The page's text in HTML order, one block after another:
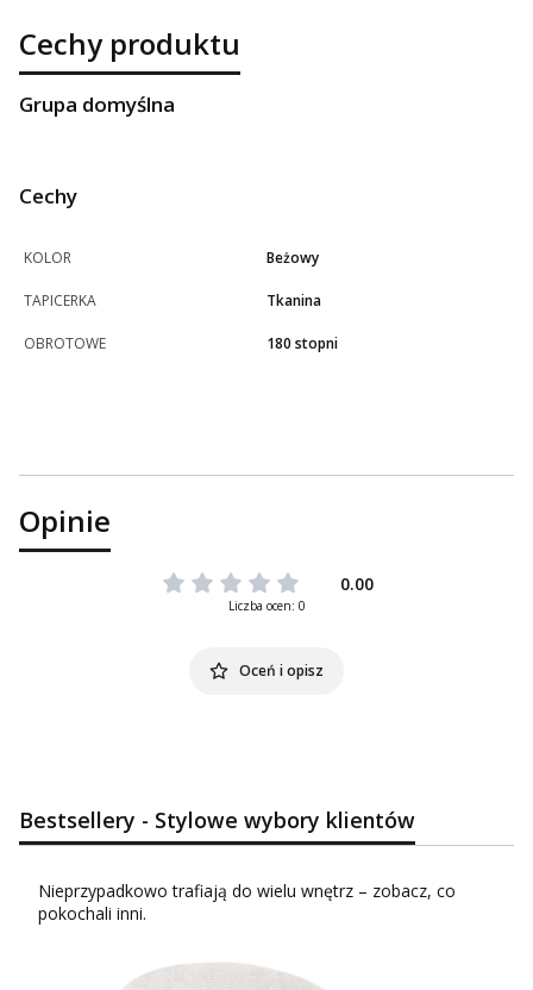
Cechy produktu
Grupa domyślna
Cechy
KOLOR Beżowy
TAPICERKA Tkanina
OBROTOWE 180 stopni
Opinie
0.00
Liczba ocen: 0
Oceń i opisz
Bestsellery - Stylowe wybory klientów
Nieprzypadkowo trafiają do wielu wnętrz – zobacz, co
pokochali inni.